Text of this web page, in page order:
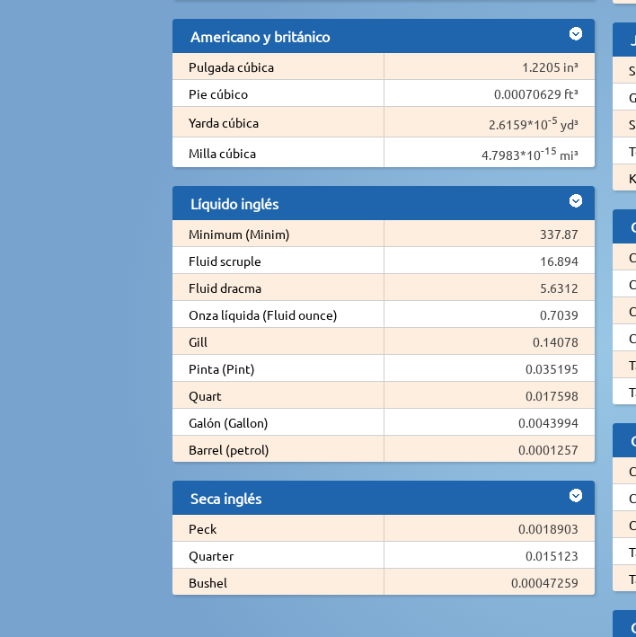
Americano y británico
Pulgada cúbica
1.2205 in³
Pie cúbico
0.00070629 ft³
Yarda cúbica
2.6159*10-5 yd³
Milla cúbica
4.7983*10-15 mi³
Líquido inglés
Minimum (Minim)
337.87
Fluid scruple
16.894
Fluid dracma
5.6312
Onza líquida (Fluid ounce)
0.7039
Gill
0.14078
Pinta (Pint)
0.035195
Quart
0.017598
Galón (Gallon)
0.0043994
Barrel (petrol)
0.0001257
Seca inglés
Peck
0.0018903
Quarter
0.015123
Bushel
0.00047259